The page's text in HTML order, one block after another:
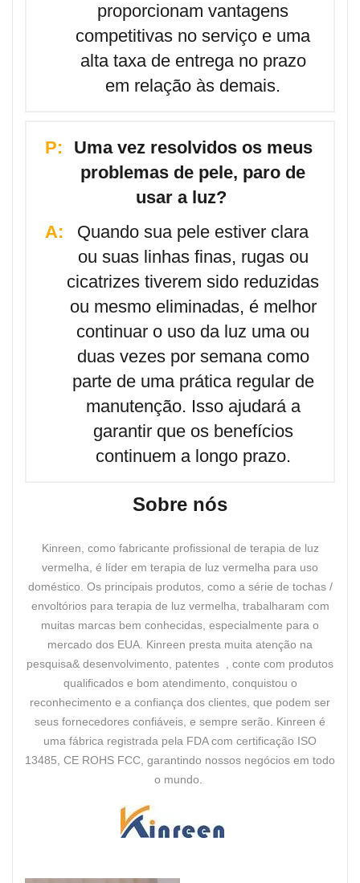
proporcionam vantagens
competitivas no serviço e uma
alta taxa de entrega no prazo
em relação às demais.
P:
Uma vez resolvidos os meus
problemas de pele, paro de
usar a luz?
A:
Quando sua pele estiver clara
ou suas linhas finas, rugas ou
cicatrizes tiverem sido reduzidas
ou mesmo eliminadas, é melhor
continuar o uso da luz uma ou
duas vezes por semana como
parte de uma prática regular de
manutenção. Isso ajudará a
garantir que os benefícios
continuem a longo prazo.
Sobre nós
Kinreen, como fabricante profissional de terapia de luz
vermelha, é líder em terapia de luz vermelha para uso
doméstico. Os principais produtos, como a série de tochas /
envoltórios para terapia de luz vermelha, trabalharam com
muitas marcas bem conhecidas, especialmente para o
mercado dos EUA. Kinreen presta muita atenção na
pesquisa& desenvolvimento, patentes , conte com produtos
qualificados e bom atendimento, conquistou o
reconhecimento e a confiança dos clientes, que podem ser
seus fornecedores confiáveis, e sempre serão. Kinreen é
uma fábrica registrada pela FDA com certificação ISO
13485, CE ROHS FCC, garantindo nossos negócios em todo
o mundo.